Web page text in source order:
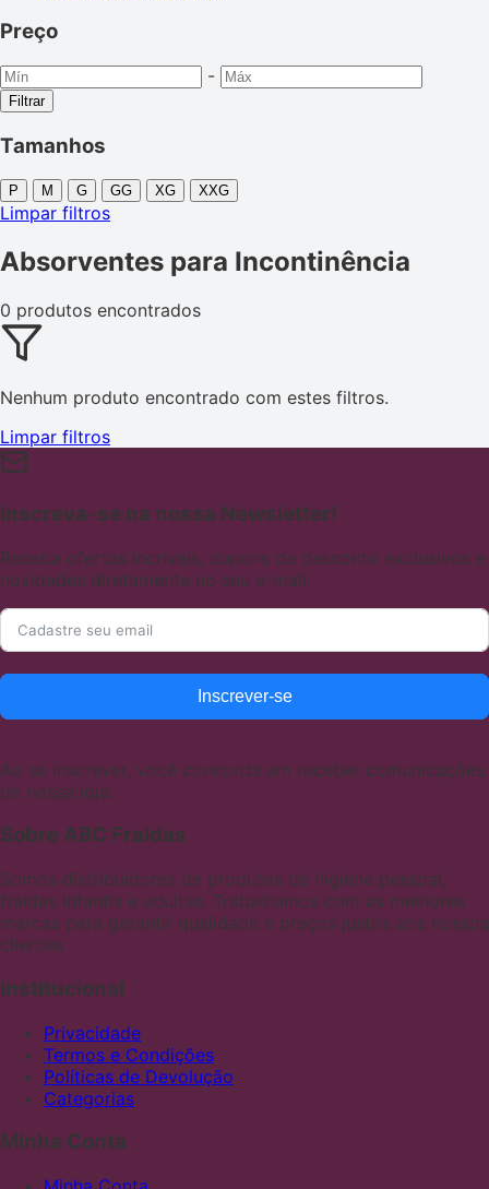
Preço
-
Filtrar
Tamanhos
P M G GG XG XXG
Limpar filtros
Absorventes para Incontinência
0 produtos encontrados
Nenhum produto encontrado com estes filtros.
Limpar filtros
Inscreva-se na nossa Newsletter!
Receba ofertas incríveis, cupons de desconto exclusivos e
novidades diretamente no seu e-mail.
Inscrever-se
Ao se inscrever, você concorda em receber comunicações
de nossa loja.
Sobre ABC Fraldas
Somos distribuidores de produtos de higiene pessoal,
fraldas infantis e adultas. Trabalhamos com as melhores
marcas para garantir qualidade e preços justos aos nossos
clientes
Institucional
Privacidade
Termos e Condições
Políticas de Devolução
Categorias
Minha Conta